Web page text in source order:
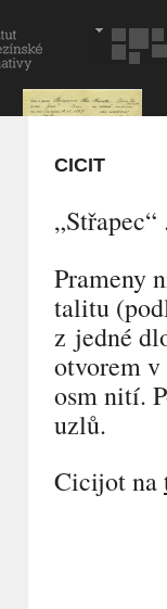
CICIT
„Střapec“
Prameny
talitu
z jedné
otvorem
osm nití.
uzlů.
Cicijot na